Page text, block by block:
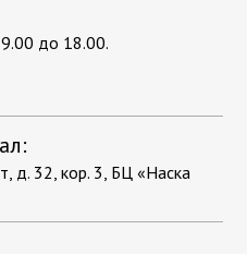
до 18.00.
д. 32, кор. 3, БЦ «Наска